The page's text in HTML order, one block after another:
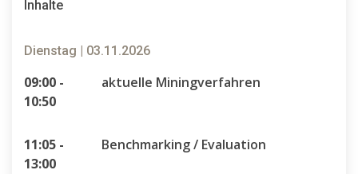
Inhalte
Dienstag | 03.11.2026
09:00 -
10:50
aktuelle Miningverfahren
11:05 -
13:00
Benchmarking / Evaluation